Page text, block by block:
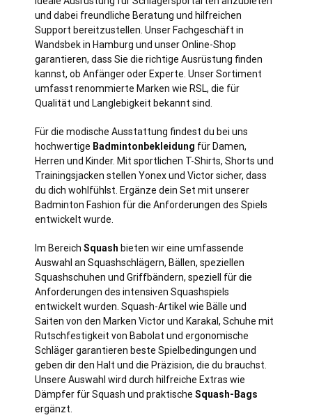
und dabei freundliche Beratung und hilfreichen
Support bereitzustellen. Unser Fachgeschäft in
Wandsbek in Hamburg und unser Online-Shop
garantieren, dass Sie die richtige Ausrüstung finden
kannst, ob Anfänger oder Experte. Unser Sortiment
umfasst renommierte Marken wie RSL, die für
Qualität und Langlebigkeit bekannt sind.
Für die modische Ausstattung findest du bei uns
hochwertige Badmintonbekleidung für Damen,
Herren und Kinder. Mit sportlichen T-Shirts, Shorts und
Trainingsjacken stellen Yonex und Victor sicher, dass
du dich wohlfühlst. Ergänze dein Set mit unserer
Badminton Fashion für die Anforderungen des Spiels
entwickelt wurde.
Im Bereich Squash bieten wir eine umfassende
Auswahl an Squashschlägern, Bällen, speziellen
Squashschuhen und Griffbändern, speziell für die
Anforderungen des intensiven Squashspiels
entwickelt wurden. Squash-Artikel wie Bälle und
Saiten von den Marken Victor und Karakal, Schuhe mit
Rutschfestigkeit von Babolat und ergonomische
Schläger garantieren beste Spielbedingungen und
geben dir den Halt und die Präzision, die du brauchst.
Unsere Auswahl wird durch hilfreiche Extras wie
Dämpfer für Squash und praktische Squash-Bags
ergänzt.